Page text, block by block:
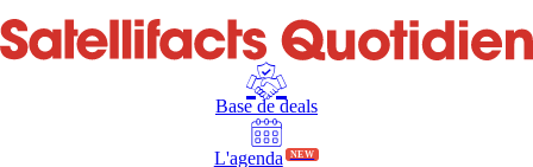
Base de deals
L'agenda NEW